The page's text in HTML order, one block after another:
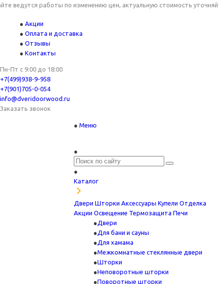
работы по изменению цен, актуальную стоимость уточняйте у
Акции
Оплата и доставка
Отзывы
Контакты
Пн-Пт с 9:00 до 18:00
+7(499)938-9-958
+7(901)705-0-054
info@dveridoorwood.ru
Заказать звонок
Меню
Каталог
Двери Шторки Аксессуары Купели Отделка
Акции Освещение Термозащита Печи
Двери
Для бани и сауны
Для хамама
Межкомнатные стеклянные двери
Шторки
Неповоротные шторки
Поворотные шторки